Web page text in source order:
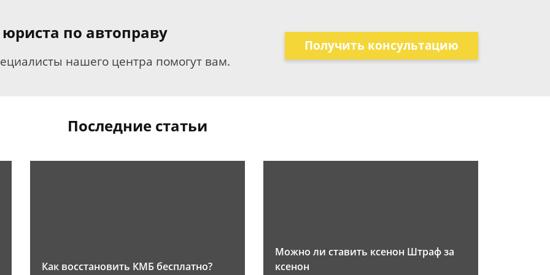
по автоправу
нашего центра помогут вам.
Получить консультацию
Последние статьи
Как восстановить КМБ бесплатно?
Можно ли ставить ксенон Штраф за
ксенон